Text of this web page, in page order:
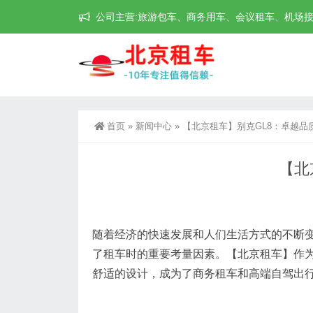
公司主营:旅游包车、商务用车、会议租车、机场
首页 » 新闻中心 » 【北京租车】别克GL8：卓越
【
随着经济的快速发展和人们生活方式的不断
了租车时的重要考量因素。【北京租车】作
舒适的设计，成为了商务租车和高端自驾出